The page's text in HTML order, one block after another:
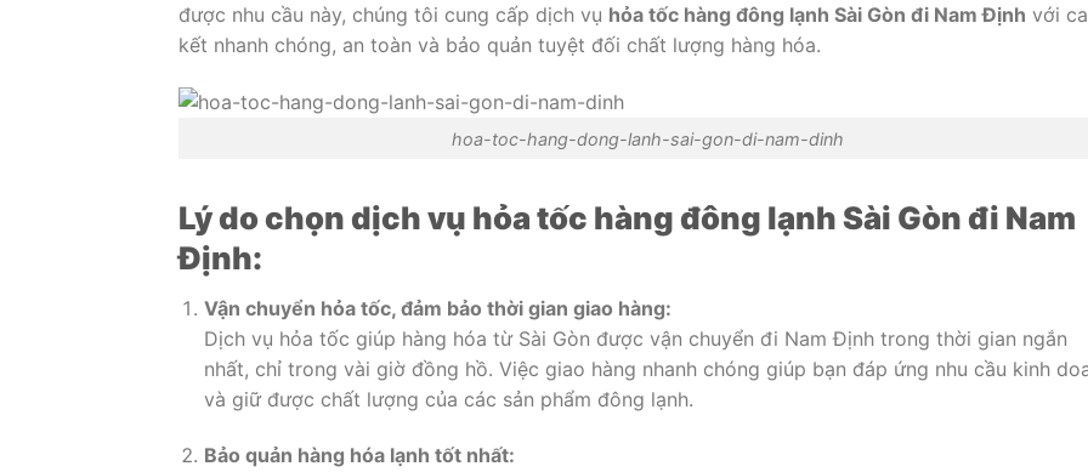
được nhu cầu này, chúng tôi cung cấp dịch vụ hỏa tốc hàng đông lạnh Sài Gòn đi Nam Định với
kết nhanh chóng, an toàn và bảo quản tuyệt đối chất lượng hàng hóa.
hoa-toc-hang-dong-lanh-sai-gon-di-nam-dinh
Lý do chọn dịch vụ hỏa tốc hàng đông lạnh Sài Gòn đi Nam
Định:
Vận chuyển hỏa tốc, đảm bảo thời gian giao hàng:
Dịch vụ hỏa tốc giúp hàng hóa từ Sài Gòn được vận chuyển đi Nam Định trong thời gian ngắn
nhất, chỉ trong vài giờ đồng hồ. Việc giao hàng nhanh chóng giúp bạn đáp ứng nhu cầu kinh
và giữ được chất lượng của các sản phẩm đông lạnh.
Bảo quản hàng hóa lạnh tốt nhất: